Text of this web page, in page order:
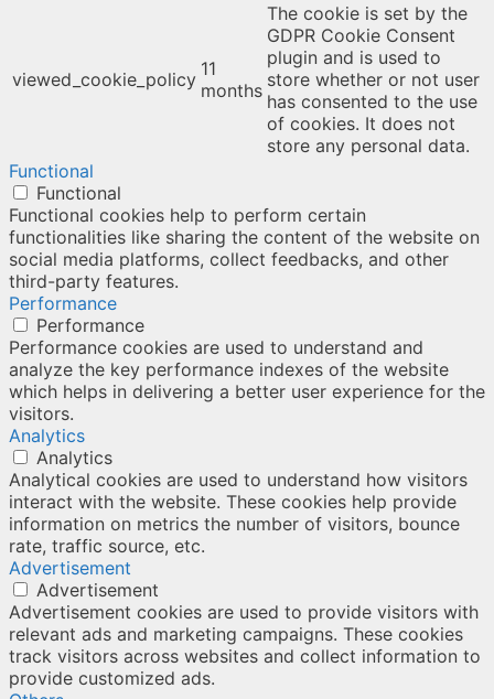
viewed_cookie_policy 11
months
The cookie is set by the
GDPR Cookie Consent
plugin and is used to
store whether or not user
has consented to the use
of cookies. It does not
store any personal data.
Functional
Functional
Functional cookies help to perform certain
functionalities like sharing the content of the website on
social media platforms, collect feedbacks, and other
third-party features.
Performance
Performance
Performance cookies are used to understand and
analyze the key performance indexes of the website
which helps in delivering a better user experience for the
visitors.
Analytics
Analytics
Analytical cookies are used to understand how visitors
interact with the website. These cookies help provide
information on metrics the number of visitors, bounce
rate, traffic source, etc.
Advertisement
Advertisement
Advertisement cookies are used to provide visitors with
relevant ads and marketing campaigns. These cookies
track visitors across websites and collect information to
provide customized ads.